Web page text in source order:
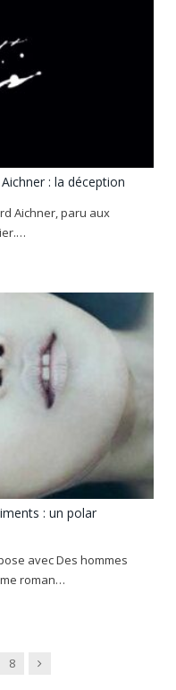
: la déception
Aichner, paru aux
: un polar
avec Des hommes
roman…
8 Next